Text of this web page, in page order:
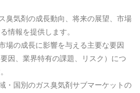
臭気剤の成長動向、将来の展望、市場
情報を提供します。
場の成長に影響を与える主要な要因
因、業界特有の課題、リスク）につ
・国別のガス臭気剤サブマーケットの